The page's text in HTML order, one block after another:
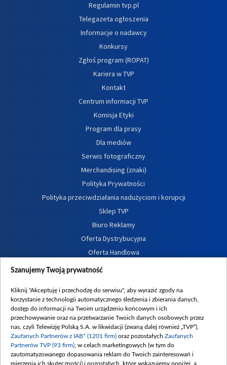
Regulamin tvp.pl
Telegazeta ogłoszenia
Informacje o nadawcy
Konkursy
Zgłoś program (ROPAT)
Kariera w TVP
Kontakt
Centrum informacji TVP
Komisja Etyki
Program dla prasy
Dla mediów
Serwis fotograficzny
Merchandising (znaki)
Polityka Prywatności
Polityka przeciwdziałania nadużyciom i korupcji
Sklep TVP
Biuro Reklamy
Oferta Dystrybucyjna
Oferta Handlowa
Dostępność
Procedura zgłoszeń wewnętrznych
Szanujemy Twoją prywatność
Kliknij "Akceptuję i przechodzę do serwisu", aby wyrazić zgody na
korzystanie z technologii automatycznego śledzenia i zbierania danych,
dostęp do informacji na Twoim urządzeniu końcowym i ich
przechowywanie oraz na przetwarzanie Twoich danych osobowych przez
nas, czyli Telewizję Polską S.A. w likwidacji (zwaną dalej również „TVP”),
Zaufanych Partnerów z IAB* (1201 firm) oraz pozostałych Zaufanych
Partnerów TVP (93 firm) , w celach marketingowych (w tym do
zautomatyzowanego dopasowania reklam do Twoich zainteresowań i
mierzenia ich skuteczności) i pozostałych, które wskazujemy poniżej, a